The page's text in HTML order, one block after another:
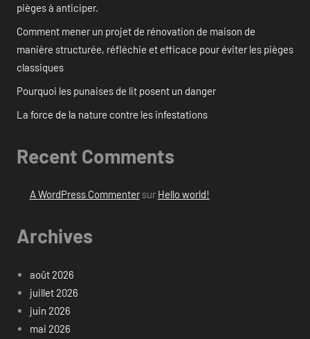
pièges à anticiper.
Comment mener un projet de rénovation de maison de
manière structurée, réfléchie et efficace pour éviter les pièges
classiques
Pourquoi les punaises de lit posent un danger
La force de la nature contre les infestations
Recent Comments
A WordPress Commentersur Hello world!
Archives
août 2026
juillet 2026
juin 2026
mai 2026